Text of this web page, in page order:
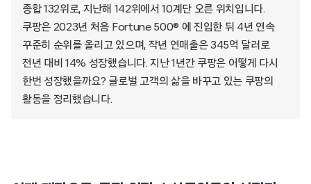
종합 132위로, 지난해 142위에서 10계단 오른 위치입니다.
쿠팡은 2023년 처음 Fortune 500® 에 진입한 뒤 4년 연속
꾸준히 순위를 올리고 있으며, 작년 연매출은 345억 달러로
전년 대비 14% 성장했습니다. 지난 1년간 쿠팡은 어떻게 다시
한번 성장했을까요? 글로벌 고객의 삶을 바꾸고 있는 쿠팡의
활동을 정리했습니다.